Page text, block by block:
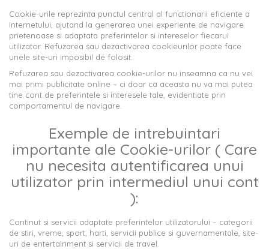
Cookie-urile reprezinta punctul central al functionarii eficiente a
Internetului, ajutand la generarea unei experiente de navigare
prietenoase si adaptata preferintelor si intereselor fiecarui
utilizator. Refuzarea sau dezactivarea cookieurilor poate face
unele site-uri imposibil de folosit.
Refuzarea sau dezactivarea cookie-urilor nu inseamna ca nu vei
mai primi publicitate online – ci doar ca aceasta nu va mai putea
tine cont de preferintele si interesele tale, evidentiate prin
comportamentul de navigare.
Exemple de intrebuintari
importante ale Cookie-urilor ( Care
nu necesita autentificarea unui
utilizator prin intermediul unui cont
):
Continut si servicii adaptate preferintelor utilizatorului – categorii
de stiri, vreme, sport, harti, servicii publice si guvernamentale, site-
uri de entertainment si servicii de travel.